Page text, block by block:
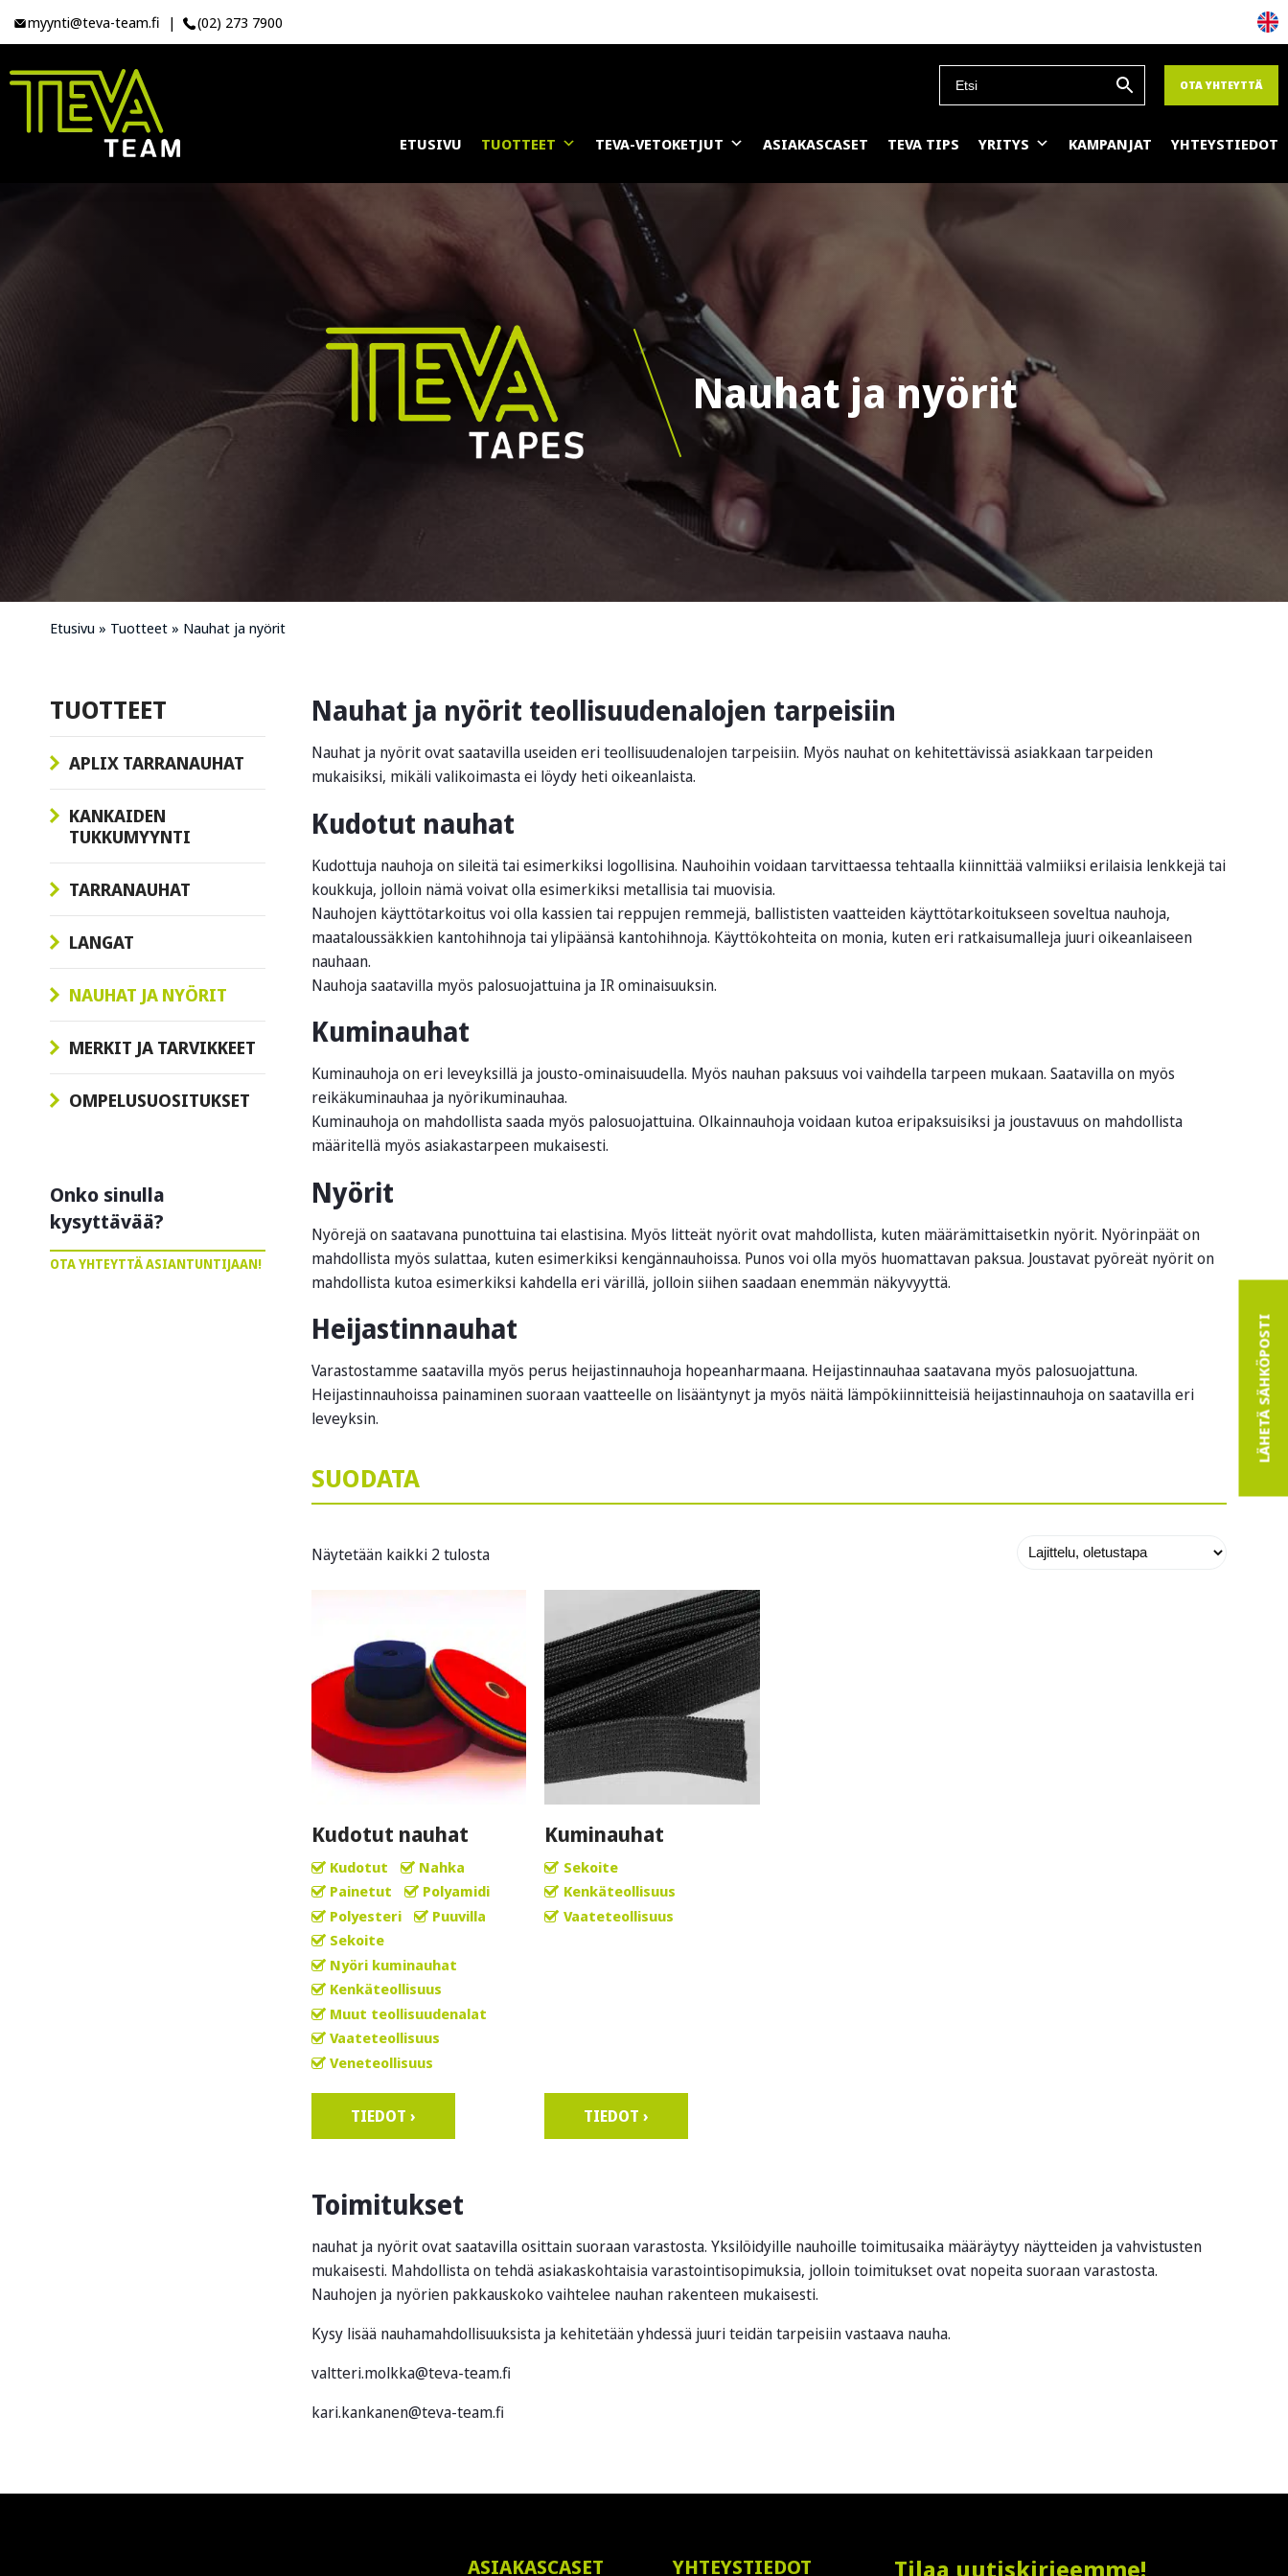
myynti@teva-team.fi | (02) 273 7900
OTA YHTEYTTÄ
ETUSIVU TUOTTEET TEVA-VETOKETJUT ASIAKASCASET TEVA TIPS YRITYS KAMPANJAT YHTEYSTIEDOT
LÄHETÄ SÄHKÖPOSTI
Nauhat ja nyörit
Etusivu » Tuotteet » Nauhat ja nyörit
TUOTTEET
APLIX TARRANAUHAT
KANKAIDEN
TUKKUMYYNTI
TARRANAUHAT
LANGAT
NAUHAT JA NYÖRIT
MERKIT JA TARVIKKEET
OMPELUSUOSITUKSET
Onko sinulla
kysyttävää?
OTA YHTEYTTÄ ASIANTUNTIJAAN!
Nauhat ja nyörit teollisuudenalojen tarpeisiin
Nauhat ja nyörit ovat saatavilla useiden eri teollisuudenalojen tarpeisiin. Myös nauhat on kehitettävissä asiakkaan tarpeiden
mukaisiksi, mikäli valikoimasta ei löydy heti oikeanlaista.
Kudotut nauhat
Kudottuja nauhoja on sileitä tai esimerkiksi logollisina. Nauhoihin voidaan tarvittaessa tehtaalla kiinnittää valmiiksi erilaisia lenkkejä tai
koukkuja, jolloin nämä voivat olla esimerkiksi metallisia tai muovisia.
Nauhojen käyttötarkoitus voi olla kassien tai reppujen remmejä, ballististen vaatteiden käyttötarkoitukseen soveltua nauhoja,
maataloussäkkien kantohihnoja tai ylipäänsä kantohihnoja. Käyttökohteita on monia, kuten eri ratkaisumalleja juuri oikeanlaiseen
nauhaan.
Nauhoja saatavilla myös palosuojattuina ja IR ominaisuuksin.
Kuminauhat
Kuminauhoja on eri leveyksillä ja jousto-ominaisuudella. Myös nauhan paksuus voi vaihdella tarpeen mukaan. Saatavilla on myös
reikäkuminauhaa ja nyörikuminauhaa.
Kuminauhoja on mahdollista saada myös palosuojattuina. Olkainnauhoja voidaan kutoa eripaksuisiksi ja joustavuus on mahdollista
määritellä myös asiakastarpeen mukaisesti.
Nyörit
Nyörejä on saatavana punottuina tai elastisina. Myös litteät nyörit ovat mahdollista, kuten määrämittaisetkin nyörit. Nyörinpäät on
mahdollista myös sulattaa, kuten esimerkiksi kengännauhoissa. Punos voi olla myös huomattavan paksua. Joustavat pyöreät nyörit on
mahdollista kutoa esimerkiksi kahdella eri värillä, jolloin siihen saadaan enemmän näkyvyyttä.
Heijastinnauhat
Varastostamme saatavilla myös perus heijastinnauhoja hopeanharmaana. Heijastinnauhaa saatavana myös palosuojattuna.
Heijastinnauhoissa painaminen suoraan vaatteelle on lisääntynyt ja myös näitä lämpökiinnitteisiä heijastinnauhoja on saatavilla eri
leveyksin.
SUODATA
Näytetään kaikki 2 tulosta
Kudotut nauhat
Kudotut
Nahka
Painetut
Polyamidi
Polyesteri
Puuvilla
Sekoite
Nyöri kuminauhat
Kenkäteollisuus
Muut teollisuudenalat
Vaateteollisuus
Veneteollisuus
TIEDOT ›
Kuminauhat
Sekoite
Kenkäteollisuus
Vaateteollisuus
TIEDOT ›
Toimitukset
nauhat ja nyörit ovat saatavilla osittain suoraan varastosta. Yksilöidyille nauhoille toimitusaika määräytyy näytteiden ja vahvistusten
mukaisesti. Mahdollista on tehdä asiakaskohtaisia varastointisopimuksia, jolloin toimitukset ovat nopeita suoraan varastosta.
Nauhojen ja nyörien pakkauskoko vaihtelee nauhan rakenteen mukaisesti.
Kysy lisää nauhamahdollisuuksista ja kehitetään yhdessä juuri teidän tarpeisiin vastaava nauha.
valtteri.molkka@teva-team.fi
kari.kankanen@teva-team.fi
ASIAKASCASET YHTEYSTIEDOT Tilaa uutiskirjeemme!